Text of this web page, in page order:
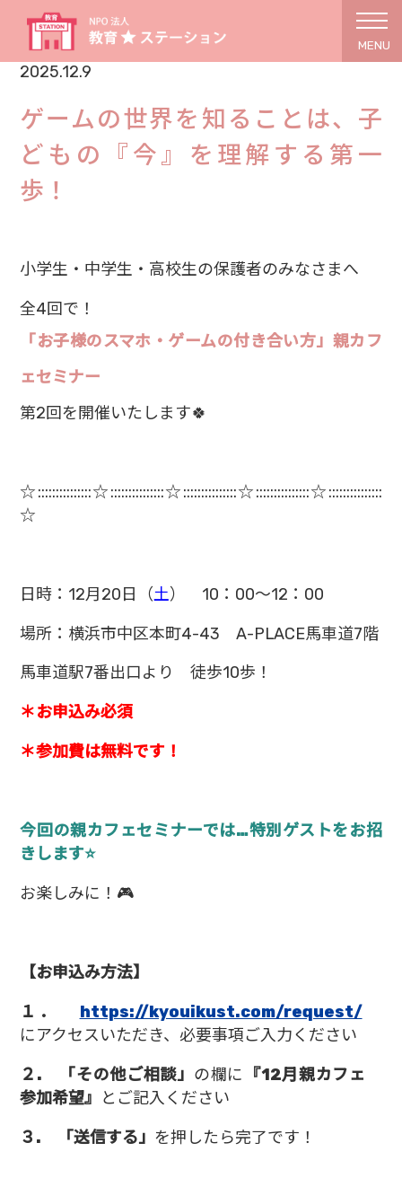
MENU
2025.12.9
ゲームの世界を知ることは、子
どもの『今』を理解する第一
歩！
小学生・中学生・高校生の保護者のみなさまへ
全4回で！
「お子様のスマホ・ゲームの付き合い方」親カフ
ェセミナー
第2回を開催いたします🍀
☆:::::::::::::::☆:::::::::::::::☆:::::::::::::::☆:::::::::::::::☆:::::::::::::::
☆
日時：12月20日（土） 10：00～12：00
場所：横浜市中区本町4-43 A-PLACE馬車道7階
馬車道駅7番出口より 徒歩10歩！
＊お申込み必須
＊参加費は無料です！
今回の親カフェセミナーでは…特別ゲストをお招
きします⭐
お楽しみに！🎮
【お申込み方法】
１． https://kyouikust.com/request/
にアクセスいただき、必要事項ご入力ください
２. 「その他ご相談」 の欄に
『12月親カフェ
参加希望』
とご記入ください
３. 「送信する」 を押したら完了です！